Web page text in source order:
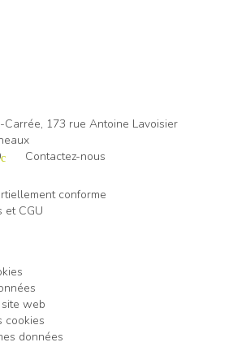
Carrée, 173 rue Antoine Lavoisier
Contactez-nous
conforme
et CGU
web
cookies
données